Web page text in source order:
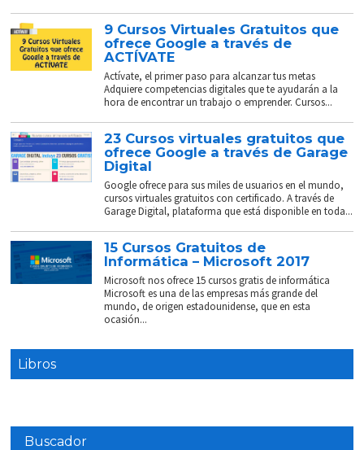
9 Cursos Virtuales Gratuitos que
ofrece Google a través de
ACTÍVATE
Actívate, el primer paso para alcanzar tus metas
Adquiere competencias digitales que te ayudarán a la
hora de encontrar un trabajo o emprender. Cursos...
23 Cursos virtuales gratuitos que
ofrece Google a través de Garage
Digital
Google ofrece para sus miles de usuarios en el mundo,
cursos virtuales gratuitos con certificado. A través de
Garage Digital, plataforma que está disponible en toda...
15 Cursos Gratuitos de
Informática – Microsoft 2017
Microsoft nos ofrece 15 cursos gratis de informática
Microsoft es una de las empresas más grande del
mundo, de origen estadounidense, que en esta
ocasión...
Libros
Buscador